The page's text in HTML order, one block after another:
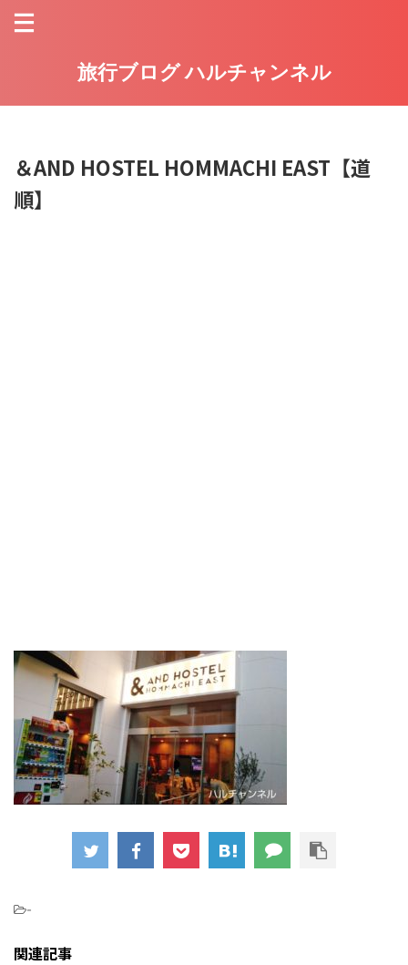
旅行ブログ ハルチャンネル
＆AND HOSTEL HOMMACHI EAST【道
順】
-
関連記事